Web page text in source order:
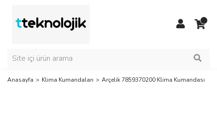
Anasayfa Klima Kumandaları Arçelik 7859370200 Klima Kumandası